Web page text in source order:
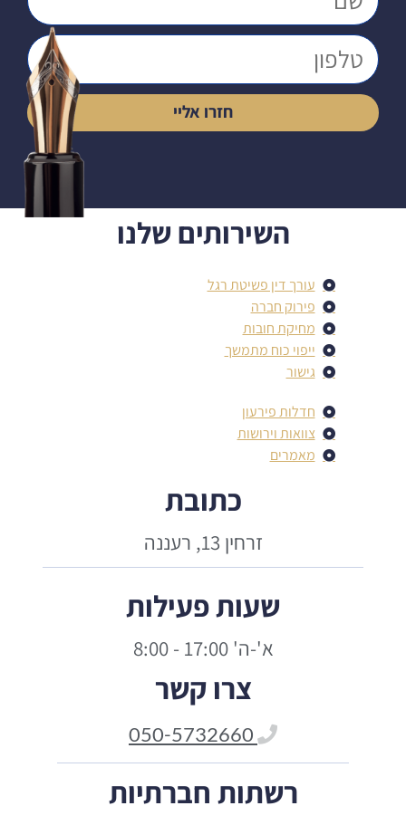
חזרו אליי
השירותים שלנו
עורך דין פשיטת רגל
פירוק חברה
מחיקת חובות
ייפוי כוח מתמשך
גישור
חדלות פירעון
צוואות וירושות
מאמרים
כתובת
זרחין 13, רעננה
שעות פעילות
א'-ה' 17:00 - 8:00
צרו קשר
רשתות חברתיות